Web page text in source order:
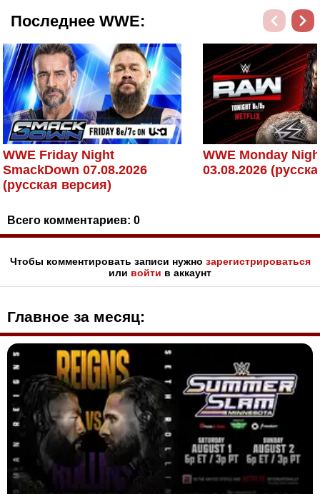
Последнее WWE:
WWE Friday Night
SmackDown 07.08.2026
(русская версия)
WWE Monday
03.08.2026
Всего комментариев: 0
Чтобы комментировать записи нужно зарегистрироваться
или войти в аккаунт
Главное за месяц: